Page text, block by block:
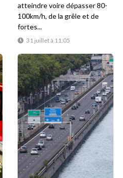
31 juillet à 11:05
atteindre voire dépasser 80-
100km/h, de la grêle et de
fortes...